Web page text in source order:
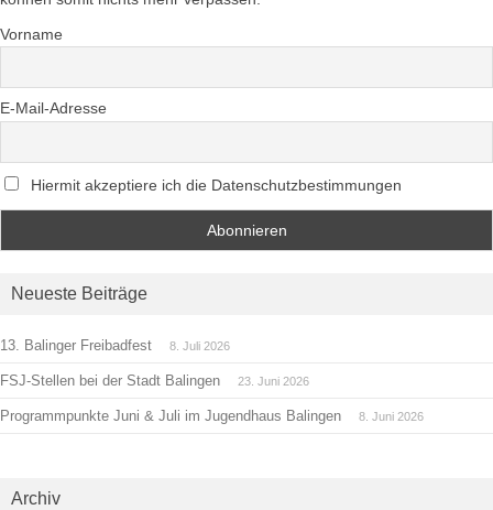
Vorname
E-Mail-Adresse
Hiermit akzeptiere ich die Datenschutzbestimmungen
Neueste Beiträge
13. Balinger Freibadfest 8. Juli 2026
FSJ-Stellen bei der Stadt Balingen 23. Juni 2026
Programmpunkte Juni & Juli im Jugendhaus Balingen 8. Juni 2026
Archiv